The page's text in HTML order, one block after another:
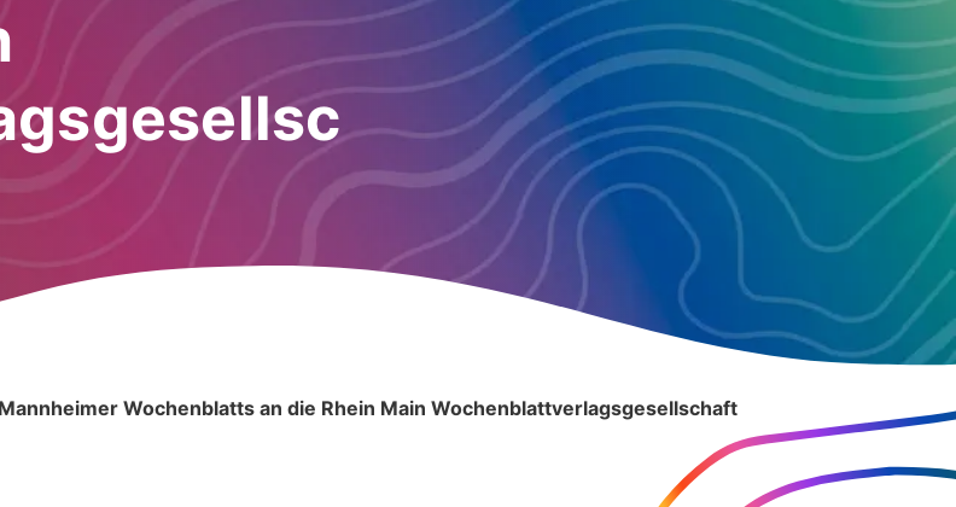
Wochenblatts an die Rhein Main Wochenblattverlagsgesellschaft